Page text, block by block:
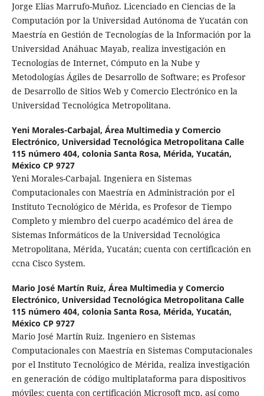
Jorge Elías Marrufo-Muñoz. Licenciado en Ciencias de la
Computación por la Universidad Autónoma de Yucatán con
Maestría en Gestión de Tecnologías de la Información por la
Universidad Anáhuac Mayab, realiza investigación en
Tecnologías de Internet, Cómputo en la Nube y
Metodologías Ágiles de Desarrollo de Software; es Profesor
de Desarrollo de Sitios Web y Comercio Electrónico en la
Universidad Tecnológica Metropolitana.
Yeni Morales-Carbajal, Área Multimedia y Comercio
Electrónico, Universidad Tecnológica Metropolitana Calle
115 número 404, colonia Santa Rosa, Mérida, Yucatán,
México CP 9727
Yeni Morales-Carbajal. Ingeniera en Sistemas
Computacionales con Maestría en Administración por el
Instituto Tecnológico de Mérida, es Profesor de Tiempo
Completo y miembro del cuerpo académico del área de
Sistemas Informáticos de la Universidad Tecnológica
Metropolitana, Mérida, Yucatán; cuenta con certificación en
ccna Cisco System.
Mario José Martín Ruiz, Área Multimedia y Comercio
Electrónico, Universidad Tecnológica Metropolitana Calle
115 número 404, colonia Santa Rosa, Mérida, Yucatán,
México CP 9727
Mario José Martín Ruiz. Ingeniero en Sistemas
Computacionales con Maestría en Sistemas Computacionales
por el Instituto Tecnológico de Mérida, realiza investigación
en generación de código multiplataforma para dispositivos
móviles; cuenta con certificación Microsoft mcp, así como